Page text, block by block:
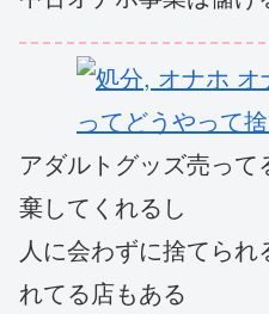
アダルトグッズ売っ
棄してくれるし
人に会わずに捨てられ
れてる店もある